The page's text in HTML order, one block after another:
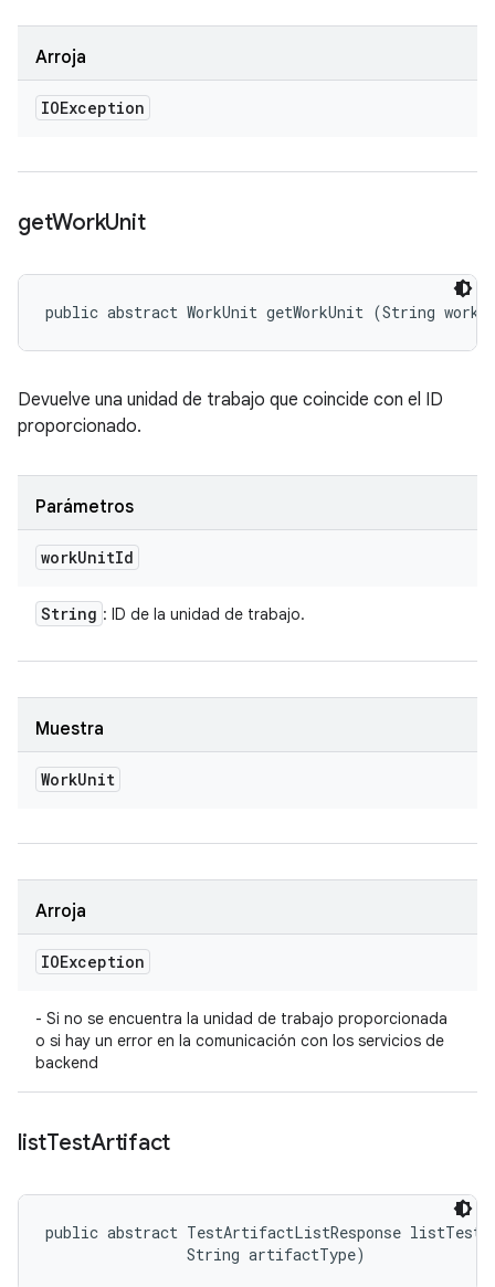
Arroja
IOException
getWorkUnit
public abstract WorkUnit getWorkUnit (String
Devuelve una unidad de trabajo que coincide con el ID
proporcionado.
Parámetros
workUnitId
String : ID de la unidad de trabajo.
Muestra
WorkUnit
Arroja
IOException
- Si no se encuentra la unidad de trabajo proporcionada
o si hay un error en la comunicación con los servicios de
backend
listTestArtifact
public abstract TestArtifactListResponse
                String artifactType)